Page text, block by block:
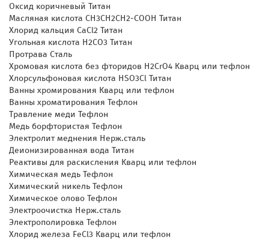
Оксид коричневый Титан
Масляная кислота CH3CH2CH2-COOH Титан
Хлорид кальция CaCl2 Титан
Угольная кислота H2CO3 Титан
Протрава Сталь
Хромовая кислота без фторидов H2CrO4 Кварц или тефлон
Хлорсульфоновая кислота HSO3Cl Титан
Ванны хромирования Кварц или тефлон
Ванны хроматирования Тефлон
Травление меди Тефлон
Медь борфтористая Тефлон
Электролит меднения Нерж.сталь
Деионизированная вода Титан
Реактивы для раскисления Кварц или тефлон
Химическая медь Тефлон
Химический никель Тефлон
Химическое олово Тефлон
Электроочистка Нерж.сталь
Электрополировка Тефлон
Хлорид железа FeCl3 Кварц или тефлон